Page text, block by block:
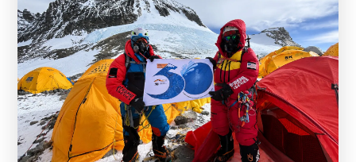
Menu